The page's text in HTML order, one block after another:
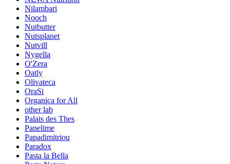
Nilambari
Nooch
Nutbutter
Nutsplanet
Nutvill
Nygella
O'Zera
Oatly
Olivateca
OraSi
Organica for All
other lab
Palais des Thes
Panelime
Papadimitriou
Paradox
Pasta la Bella